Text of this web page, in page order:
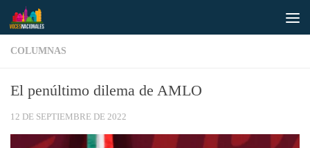
Saltar al contenido
COLUMNAS
El penúltimo dilema de AMLO
12 DE SEPTIEMBRE DE 2022